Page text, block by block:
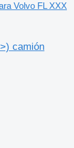
Volvo FL XXX
camión